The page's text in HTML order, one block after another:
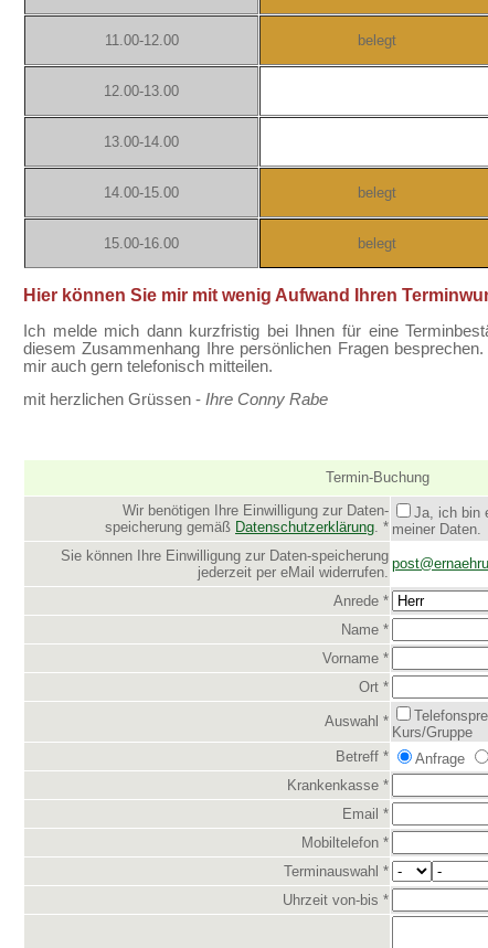
11.00-12.00 belegt
12.00-13.00
13.00-14.00
14.00-15.00 belegt
15.00-16.00 belegt
Hier können Sie mir mit wenig Aufwand Ihren
Ich melde mich dann kurzfristig bei Ihnen für eine
diesem Zusammenhang Ihre persönlichen Fragen
mir auch gern telefonisch mitteilen.
mit herzlichen Grüssen - Ihre Conny Rabe
Termin-Buchung
Wir benötigen Ihre Einwilligung zur Daten-
speicherung gemäß Datenschutzerklärung . *
Ja, ich bin
meiner Daten.
Sie können Ihre Einwilligung zur Daten-speicherung
jederzeit per eMail widerrufen.
Anrede *
Name *
Vorname *
Ort *
Auswahl *
Kurs/Gruppe
Betreff *
Anfrage
Krankenkasse *
Email *
Mobiltelefon *
Terminauswahl *
Uhrzeit von-bis *